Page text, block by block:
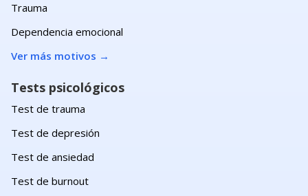
Trauma
Dependencia emocional
Ver más motivos →
Tests psicológicos
Test de trauma
Test de depresión
Test de ansiedad
Test de burnout